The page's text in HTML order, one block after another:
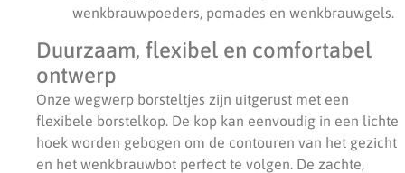
wenkbrauwpoeders, pomades en wenkbrauwgels.
Duurzaam, flexibel en comfortabel
ontwerp
Onze wegwerp borsteltjes zijn uitgerust met een
flexibele borstelkop. De kop kan eenvoudig in een lichte
hoek worden gebogen om de contouren van het gezicht
en het wenkbrauwbot perfect te volgen. De zachte,